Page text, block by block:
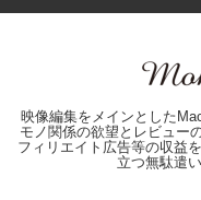
映像編集をメインとした
モノ関係の欲望とレビュ
フィリエイト広告等の収益
立つ無駄遣